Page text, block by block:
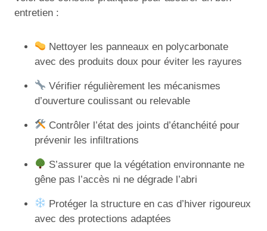
entretien :
Nettoyer les panneaux en polycarbonate
avec des produits doux pour éviter les rayures
Vérifier régulièrement les mécanismes
d’ouverture coulissant ou relevable
Contrôler l’état des joints d’étanchéité pour
prévenir les infiltrations
S’assurer que la végétation environnante ne
gêne pas l’accès ni ne dégrade l’abri
Protéger la structure en cas d’hiver rigoureux
avec des protections adaptées